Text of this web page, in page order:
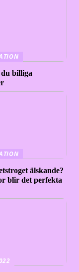
billiga
älskande?
blir det perfekta